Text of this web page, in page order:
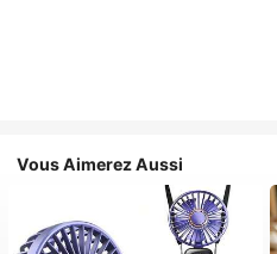
Vous Aimerez Aussi